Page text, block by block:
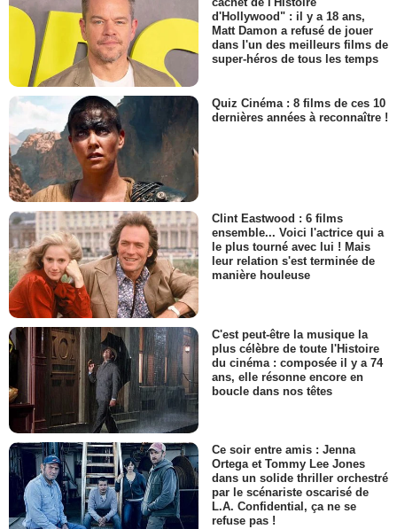
d'Hollywood" : il y a 18 ans,
Matt Damon a refusé de jouer
dans l'un des meilleurs films de
super-héros de tous les temps
Quiz Cinéma : 8 films de ces 10
dernières années à reconnaître !
Clint Eastwood : 6 films
ensemble... Voici l'actrice qui a
le plus tourné avec lui ! Mais
leur relation s'est terminée de
manière houleuse
C'est peut-être la musique la
plus célèbre de toute l'Histoire
du cinéma : composée il y a 74
ans, elle résonne encore en
boucle dans nos têtes
Ce soir entre amis : Jenna
Ortega et Tommy Lee Jones
dans un solide thriller orchestré
par le scénariste oscarisé de
L.A. Confidential, ça ne se
refuse pas !